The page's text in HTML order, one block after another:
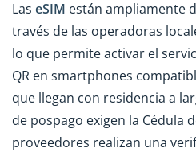
Las eSIM están ampliamente
través de las operadoras
lo que permite activar el
QR en smartphones
que llegan con residencia a
de pospago exigen la Cédula
proveedores realizan una